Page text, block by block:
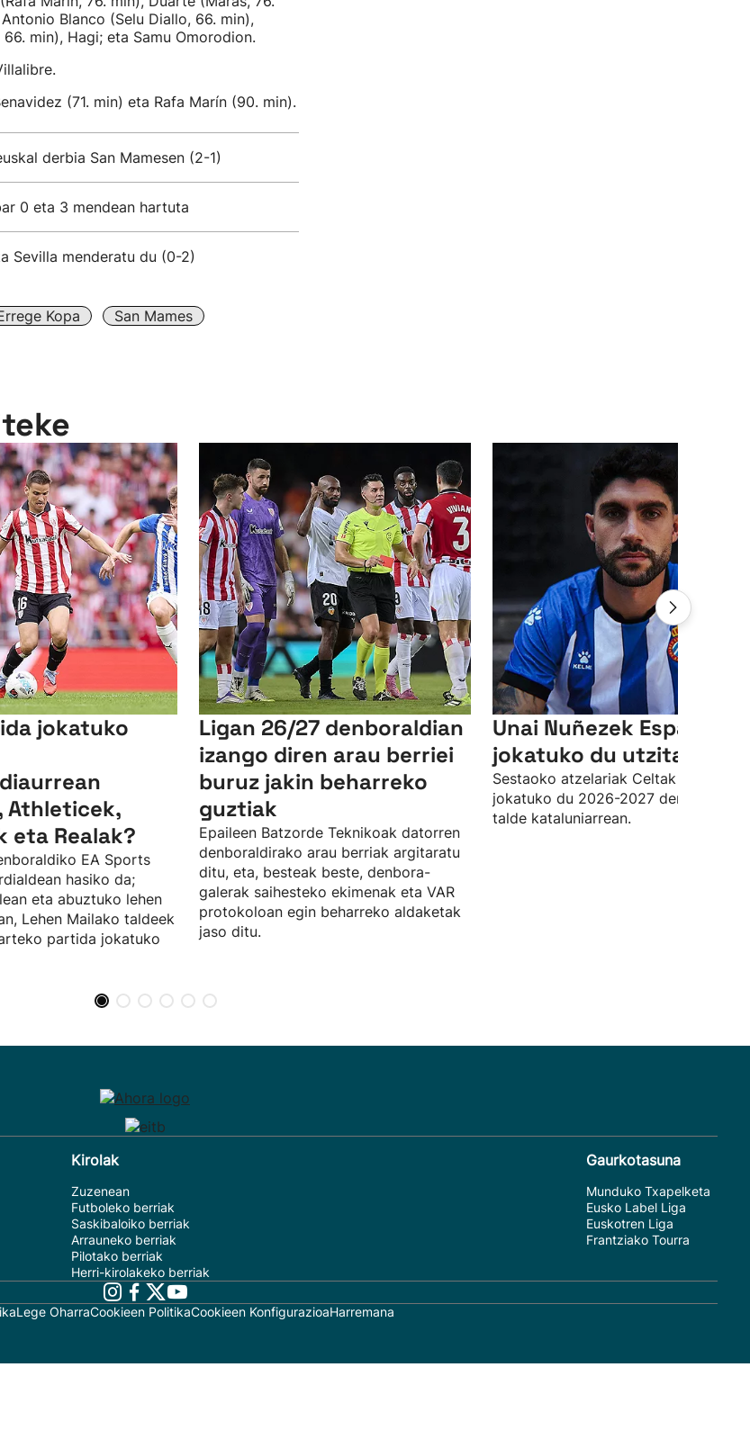
Blanco (Selu Diallo, 66. min),
min), Hagi; eta Samu Omorodion.
(71. min) eta Rafa Marín (90. min).
derbia San Mamesen (2-1)
0 eta 3 mendean hartuta
Sevilla menderatu du (0-2)
Kopa
San Mames
jokatuko
Athleticek,
eta Realak?
EA Sports
hasiko da;
eta abuztuko lehen
Lehen Mailako taldeek
partida jokatuko
Ligan 26/27 denboraldian
izango diren arau berriei
buruz jakin beharreko
guztiak
Epaileen Batzorde Teknikoak datorren
denboraldirako arau berriak argitaratu
ditu, eta, besteak beste, denbora-
galerak saihesteko ekimenak eta VAR
protokoloan egin beharreko aldaketak
jaso ditu.
Unai Nuñezek
jokatuko du utzita
Sestaoko atzelariak Celtak utzita
jokatuko du 2026-2027 denboraldia
talde kataluniarrean.
Kirolak
Zuzenean
Futboleko berriak
Saskibaloiko berriak
Arrauneko berriak
Pilotako berriak
Herri-kirolakeko berriak
Gaurkotasuna
Munduko Txapelketa
Eusko Label Liga
Euskotren Liga
Frantziako Tourra
Lege OharraCookieen PolitikaCookieen KonfigurazioaHarremana